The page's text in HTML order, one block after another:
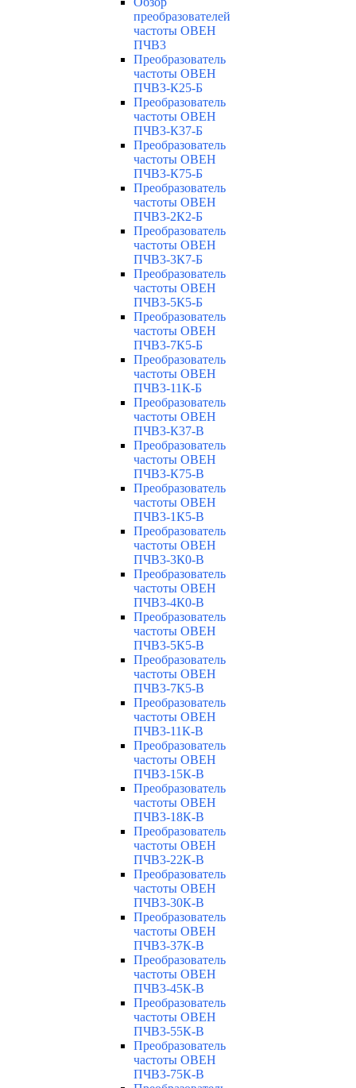
преобразователей
частоты ОВЕН
ПЧВ3
Преобразователь
частоты ОВЕН
ПЧВ3-К25-Б
Преобразователь
частоты ОВЕН
ПЧВ3-К37-Б
Преобразователь
частоты ОВЕН
ПЧВ3-К75-Б
Преобразователь
частоты ОВЕН
ПЧВ3-2К2-Б
Преобразователь
частоты ОВЕН
ПЧВ3-3К7-Б
Преобразователь
частоты ОВЕН
ПЧВ3-5К5-Б
Преобразователь
частоты ОВЕН
ПЧВ3-7К5-Б
Преобразователь
частоты ОВЕН
ПЧВ3-11К-Б
Преобразователь
частоты ОВЕН
ПЧВ3-К37-В
Преобразователь
частоты ОВЕН
ПЧВ3-К75-В
Преобразователь
частоты ОВЕН
ПЧВ3-1К5-В
Преобразователь
частоты ОВЕН
ПЧВ3-3К0-В
Преобразователь
частоты ОВЕН
ПЧВ3-4К0-В
Преобразователь
частоты ОВЕН
ПЧВ3-5К5-В
Преобразователь
частоты ОВЕН
ПЧВ3-7К5-В
Преобразователь
частоты ОВЕН
ПЧВ3-11К-В
Преобразователь
частоты ОВЕН
ПЧВ3-15К-В
Преобразователь
частоты ОВЕН
ПЧВ3-18К-В
Преобразователь
частоты ОВЕН
ПЧВ3-22К-В
Преобразователь
частоты ОВЕН
ПЧВ3-30К-В
Преобразователь
частоты ОВЕН
ПЧВ3-37К-В
Преобразователь
частоты ОВЕН
ПЧВ3-45К-В
Преобразователь
частоты ОВЕН
ПЧВ3-55К-В
Преобразователь
частоты ОВЕН
ПЧВ3-75К-В